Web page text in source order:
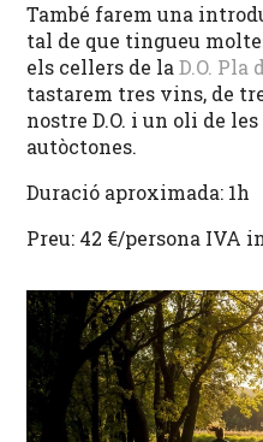
També farem una
tal de que tingueu
els cellers de la D.O. Pla
tastarem tres vins, de
nostre D.O. i un oli de
autòctones.
Duració aproximada: 1h
Preu: 42 €/persona IVA